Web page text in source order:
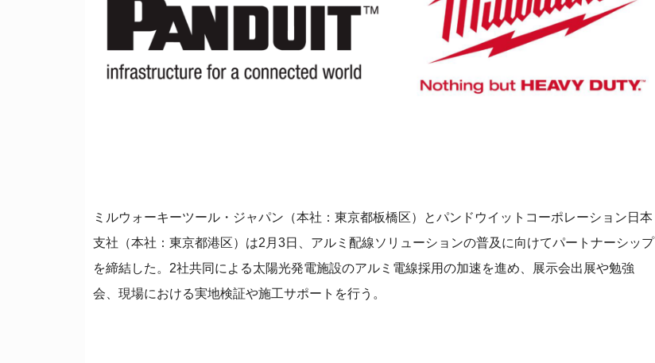
ミルウォーキーツール・ジャパン（本社：東京都板橋区）とパンドウイットコーポレーション日本
支社（本社：東京都港区）は2月3日、アルミ配線ソリューションの普及に向けてパートナーシップ
を締結した。2社共同による太陽光発電施設のアルミ電線採用の加速を進め、展示会出展や勉強
会、現場における実地検証や施工サポートを行う。